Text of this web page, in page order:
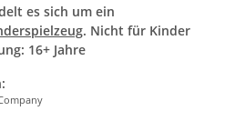
es sich um ein
. Nicht für Kinder
16+ Jahre